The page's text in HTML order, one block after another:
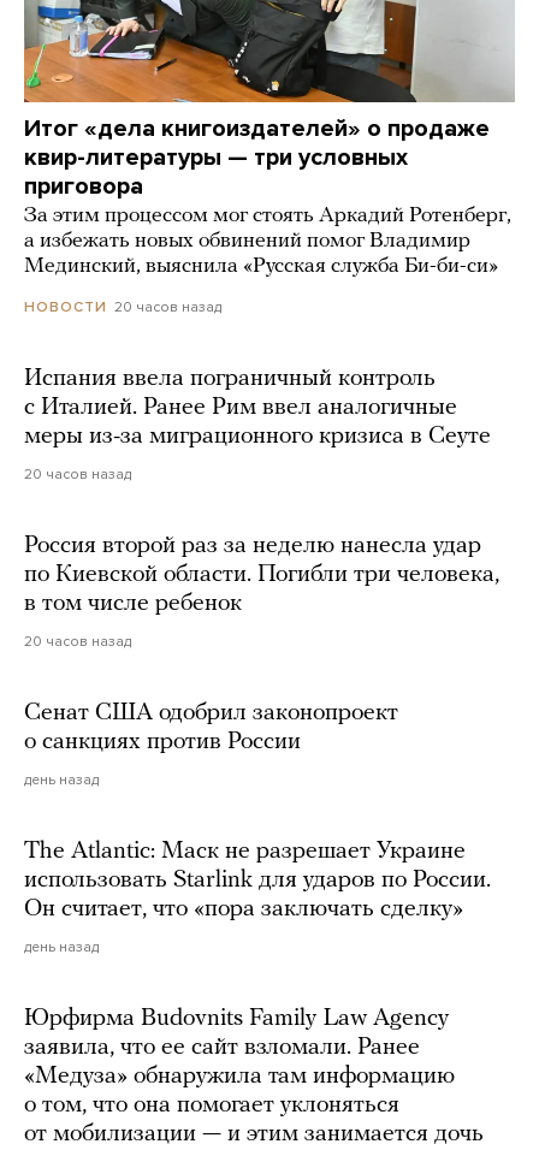
Итог «дела книгоиздателей» о продаже
квир-литературы — три условных
приговора
За этим процессом мог стоять Аркадий Ротенберг,
а избежать новых обвинений помог Владимир
Мединский, выяснила «Русская служба Би-би-си»
НОВОСТИ 20 часов назад
Испания ввела пограничный контроль
с Италией. Ранее Рим ввел аналогичные
меры из-за миграционного кризиса в Сеуте
20 часов назад
Россия второй раз за неделю нанесла удар
по Киевской области. Погибли три человека,
в том числе ребенок
20 часов назад
Сенат США одобрил законопроект
о санкциях против России
день назад
The Atlantic: Маск не разрешает Украине
использовать Starlink для ударов по России.
Он считает, что «пора заключать сделку»
день назад
Юрфирма Budovnits Family Law Agency
заявила, что ее сайт взломали. Ранее
«Медуза» обнаружила там информацию
о том, что она помогает уклоняться
от мобилизации — и этим занимается дочь